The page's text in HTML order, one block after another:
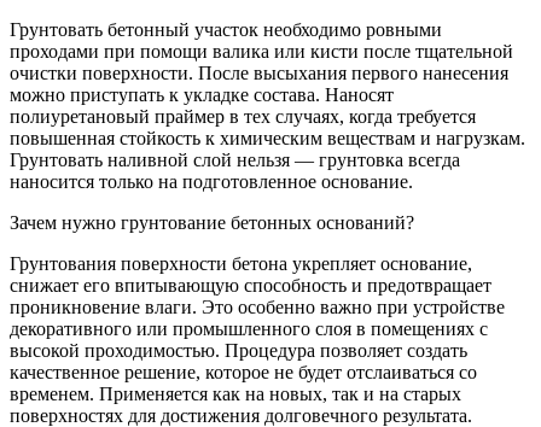
Грунтовать бетонный участок необходимо ровными
проходами при помощи валика или кисти после тщательной
очистки поверхности. После высыхания первого нанесения
можно приступать к укладке состава. Наносят
полиуретановый праймер в тех случаях, когда требуется
повышенная стойкость к химическим веществам и нагрузкам.
Грунтовать наливной слой нельзя — грунтовка всегда
наносится только на подготовленное основание.
Зачем нужно грунтование бетонных оснований?
Грунтования поверхности бетона укрепляет основание,
снижает его впитывающую способность и предотвращает
проникновение влаги. Это особенно важно при устройстве
декоративного или промышленного слоя в помещениях с
высокой проходимостью. Процедура позволяет создать
качественное решение, которое не будет отслаиваться со
временем. Применяется как на новых, так и на старых
поверхностях для достижения долговечного результата.